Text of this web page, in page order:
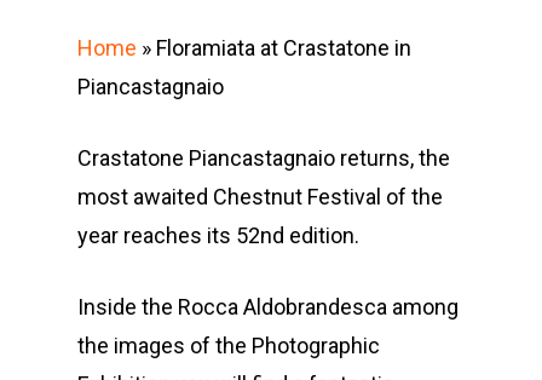
Home » Floramiata at Crastatone in
Piancastagnaio
Crastatone Piancastagnaio returns, the
most awaited Chestnut Festival of the
year reaches its 52nd edition.
Inside the Rocca Aldobrandesca among
the images of the Photographic